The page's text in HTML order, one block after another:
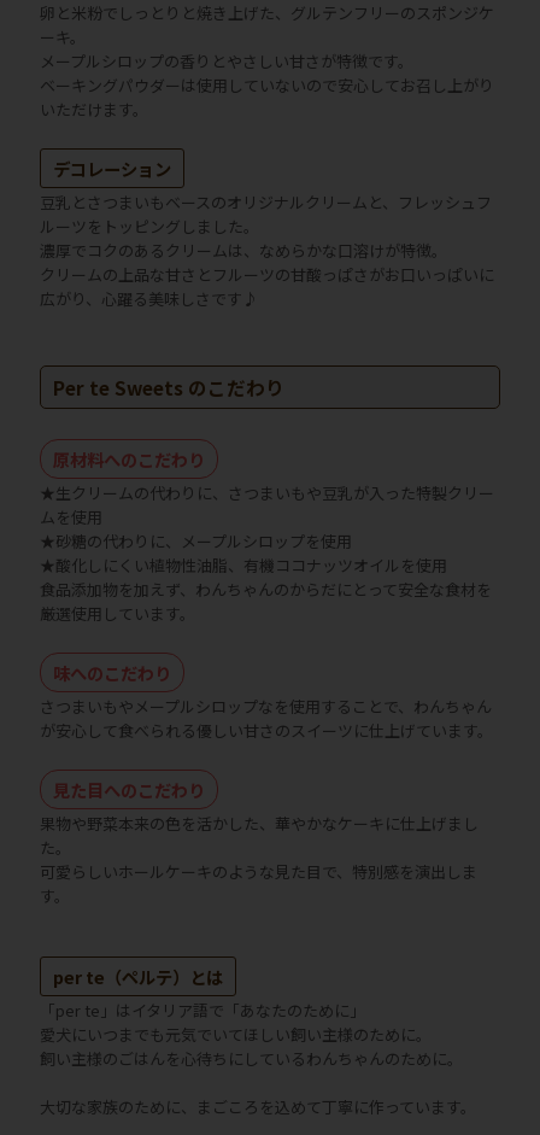
卵と米粉でしっとりと焼き上げた、グルテンフリーのスポンジケ
ーキ。
メープルシロップの香りとやさしい甘さが特徴です。
ベーキングパウダーは使用していないので安心してお召し上がり
いただけます。
デコレーション
豆乳とさつまいもベースのオリジナルクリームと、フレッシュフ
ルーツをトッピングしました。
濃厚でコクのあるクリームは、なめらかな口溶けが特徴。
クリームの上品な甘さとフルーツの甘酸っぱさがお口いっぱいに
広がり、心躍る美味しさです♪
Per te Sweets のこだわり
原材料へのこだわり
★生クリームの代わりに、さつまいもや豆乳が入った特製クリー
ムを使用
★砂糖の代わりに、メープルシロップを使用
★酸化しにくい植物性油脂、有機ココナッツオイルを使用
食品添加物を加えず、わんちゃんのからだにとって安全な食材を
厳選使用しています。
味へのこだわり
さつまいもやメープルシロップなを使用することで、わんちゃん
が安心して食べられる優しい甘さのスイーツに仕上げています。
見た目へのこだわり
果物や野菜本来の色を活かした、華やかなケーキに仕上げまし
た。
可愛らしいホールケーキのような見た目で、特別感を演出しま
す。
per te（ペルテ）とは
「per te」はイタリア語で「あなたのために」
愛犬にいつまでも元気でいてほしい飼い主様のために。
飼い主様のごはんを心待ちにしているわんちゃんのために。
大切な家族のために、まごころを込めて丁寧に作っています。